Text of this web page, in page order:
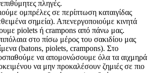
πληγές.
ομπρέλες σε περίπτωση καταιγίδας
σημεία). Απενεργοποιούμε κινητά
piolets ή crampons από πάνω μας.
στο πίσω μέρος του σακιδίου μας
(batons, piolets, crampons). Στο
να απομονώσουμε όλα τα αιχμηρά
να μην προκαλέσουν ζημιές σε πιο